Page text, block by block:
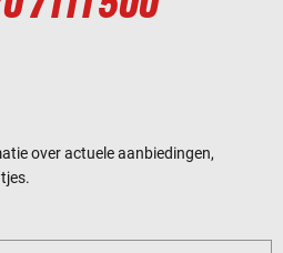
over actuele aanbiedingen,